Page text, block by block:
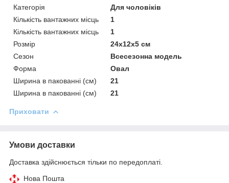
Категорія
Для чоловіків
Кількість вантажних місць
1
Кількість вантажних місць
1
Розмір
24х12х5 см
Сезон
Всесезонна модель
Форма
Овал
Ширина в пакованні (см)
21
Ширина в пакованні (см)
21
Приховати
Умови доставки
Доставка здійснюється тільки по передоплаті.
Нова Пошта